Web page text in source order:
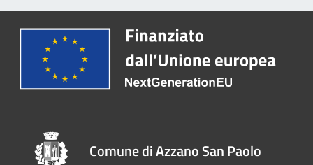
Comune di Azzano San Paolo